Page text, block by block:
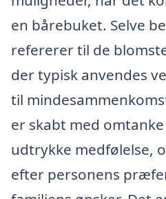
en bårebuket. Selve
refererer til de
der typisk anvendes
til
er skabt med
udtrykke medfølelse,
efter personens